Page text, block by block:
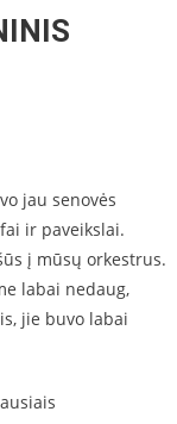
jau senovės
ir paveikslai.
į mūsų orkestrus.
labai nedaug,
jie buvo labai